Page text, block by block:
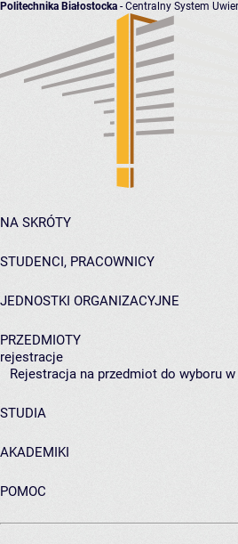
Politechnika Białostocka - Centralny System
NA SKRÓTY
STUDENCI, PRACOWNICY
JEDNOSTKI ORGANIZACYJNE
PRZEDMIOTY
rejestracje
Rejestracja na przedmiot do wyboru
STUDIA
AKADEMIKI
POMOC